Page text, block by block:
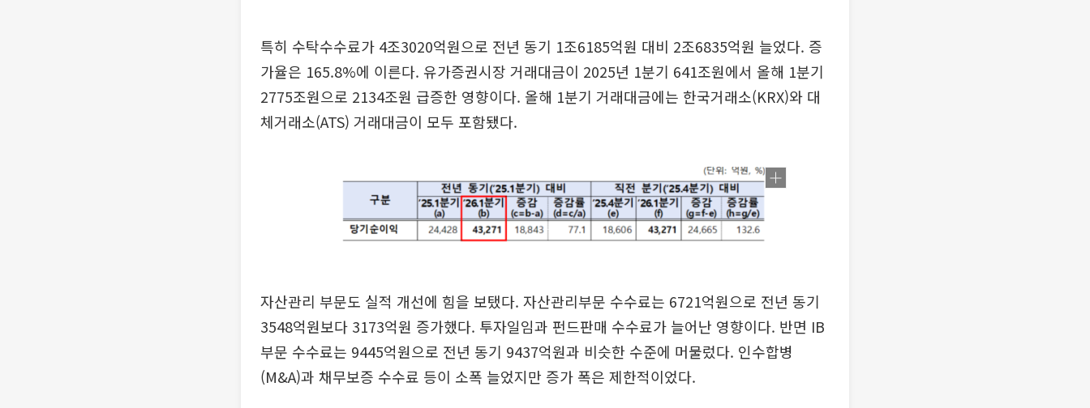
특히 수탁수수료가 4조3020억원으로 전년 동기 1조6185억원 대비 2조6835억원 늘었다. 증
가율은 165.8%에 이른다. 유가증권시장 거래대금이 2025년 1분기 641조원에서 올해 1분기
2775조원으로 2134조원 급증한 영향이다. 올해 1분기 거래대금에는 한국거래소(KRX)와 대
체거래소(ATS) 거래대금이 모두 포함됐다.
자산관리 부문도 실적 개선에 힘을 보탰다. 자산관리부문 수수료는 6721억원으로 전년 동기
3548억원보다 3173억원 증가했다. 투자일임과 펀드판매 수수료가 늘어난 영향이다. 반면 IB
부문 수수료는 9445억원으로 전년 동기 9437억원과 비슷한 수준에 머물렀다. 인수합병
(M&A)과 채무보증 수수료 등이 소폭 늘었지만 증가 폭은 제한적이었다.